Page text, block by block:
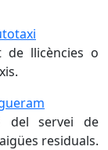
de llicències o
del servei de
residuals.